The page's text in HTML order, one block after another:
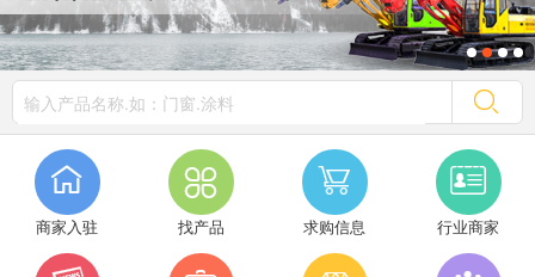

商家入驻

找产品

求购信息

行业商家